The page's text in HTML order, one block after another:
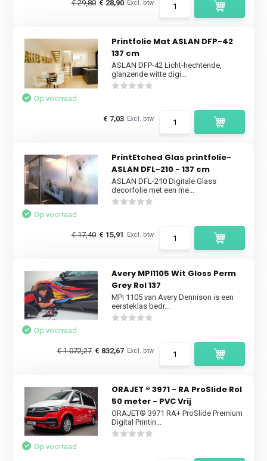
€ 29,80 € 28,90 Excl. btw
Printfolie Mat ASLAN DFP-42
137 cm
ASLAN DFP-42 Licht-hechtende,
glanzende witte digi...
Op voorraad
€ 7,03 Excl. btw
PrintEtched Glas printfolie-
ASLAN DFL-210 - 137 cm
ASLAN DFL-210 Digitale Glass
decorfolie met een me...
Op voorraad
€ 17,40 € 15,91 Excl. btw
Avery MPI1105 Wit Gloss Perm
Grey Rol 137
MPI 1105 van Avery Dennison is een
eersteklas bedr...
Op voorraad
€ 1.072,27 € 832,67 Excl. btw
ORAJET ® 3971 - RA ProSlide Rol
50 meter - PVC Vrij
ORAJET® 3971 RA+ ProSlide Premium
Digital Printin...
Op voorraad